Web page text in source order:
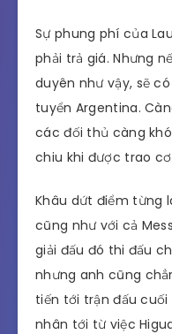
Sự phung phí của
phải trả giá. Nhưng
duyên như vậy, sẽ
tuyển Argentina.
các đối thủ càng
chiu khi được trao
Khâu dứt điểm từng
cũng như với cả
giải đấu đó thi đấu
nhưng anh cũng
tiến tới trận đấu
nhân tới từ việc